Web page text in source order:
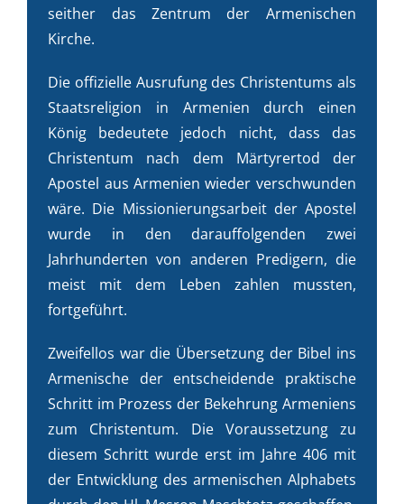
seither das Zentrum der Armenischen
Kirche.
Die offizielle Ausrufung des Christentums als
Staatsreligion in Armenien durch einen
König bedeutete jedoch nicht, dass das
Christentum nach dem Märtyrertod der
Apostel aus Armenien wieder verschwunden
wäre. Die Missionierungsarbeit der Apostel
wurde in den darauffolgenden zwei
Jahrhunderten von anderen Predigern, die
meist mit dem Leben zahlen mussten,
fortgeführt.
Zweifellos war die Übersetzung der Bibel ins
Armenische der entscheidende praktische
Schritt im Prozess der Bekehrung Armeniens
zum Christentum. Die Voraussetzung zu
diesem Schritt wurde erst im Jahre 406 mit
der Entwicklung des armenischen Alphabets